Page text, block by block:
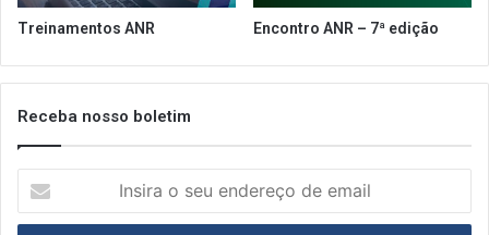
Treinamentos ANR Encontro ANR – 7ª edição
Receba nosso boletim
seu